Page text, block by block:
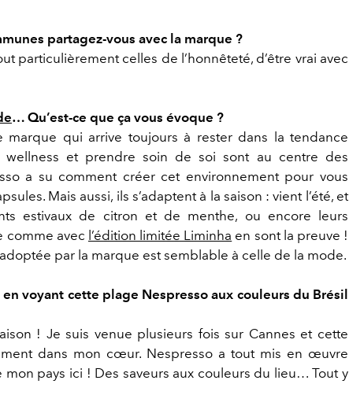
partagez-vous avec la marque ?
particulièrement celles de l’honnêteté, d’être vrai avec
… Qu’est-ce que ça vous évoque ?
marque qui arrive toujours à rester dans la tendance
wellness et prendre soin de soi sont au centre des
a su comment créer cet environnement pour vous
Mais aussi, ils s’adaptent à la saison : vient l’été, et
estivaux de citron et de menthe, ou encore leurs
comme avec l’édition limitée Liminha en sont la preuve !
par la marque est semblable à celle de la mode.
en voyant cette plage Nespresso aux couleurs du Brésil
! Je suis venue plusieurs fois sur Cannes et cette
dans mon cœur. Nespresso a tout mis en œuvre
pays ici ! Des saveurs aux couleurs du lieu… Tout y